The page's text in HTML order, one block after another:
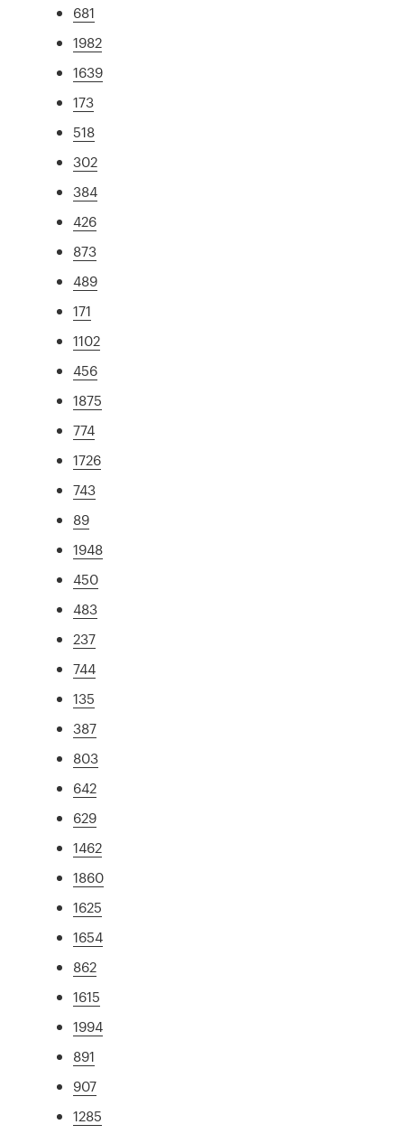
681
1982
1639
173
518
302
384
426
873
489
171
1102
456
1875
774
1726
743
89
1948
450
483
237
744
135
387
803
642
629
1462
1860
1625
1654
862
1615
1994
891
907
1285